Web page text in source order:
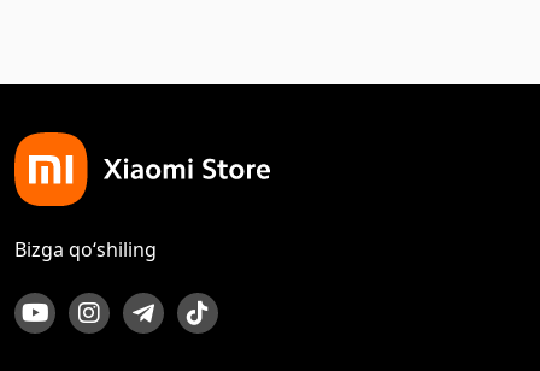
Bizga qo‘shiling